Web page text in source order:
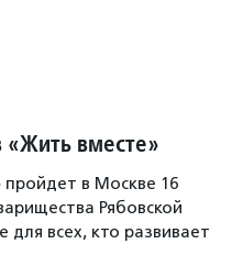
«Жить вместе»
в Москве 16
Рябовской
всех, кто развивает